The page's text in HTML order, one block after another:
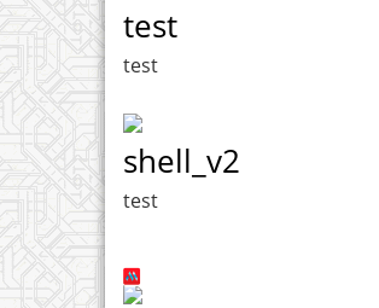
test
test
shell_v2
test